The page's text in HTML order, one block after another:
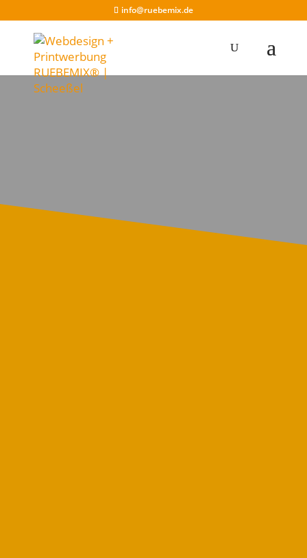
info@ruebemix.de